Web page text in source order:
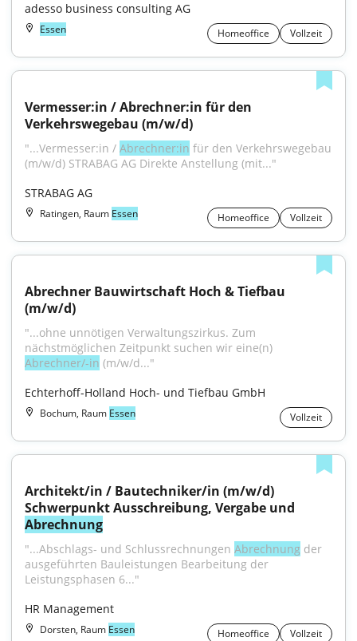
adesso business consulting AG
Essen Homeoffice Vollzeit
Vermesser:in / Abrechner:in für den
Verkehrswegebau (m/w/d)
"...Vermesser:in / Abrechner:in für den Verkehrswegebau
(m/w/d) STRABAG AG Direkte Anstellung (mit..."
STRABAG AG
Ratingen, Raum Essen Homeoffice Vollzeit
Abrechner Bauwirtschaft Hoch & Tiefbau
(m/w/d)
"...ohne unnötigen Verwaltungszirkus. Zum
Abrechner/-in (m/w/d..."
Echterhoff-Holland Hoch- und Tiefbau GmbH
Bochum, Raum Essen Vollzeit
Architekt/in / Bautechniker/in (m/w/d)
Abrechnung
"...Abschlags- und Schlussrechnungen Abrechnung der
ausgeführten Bauleistungen Bearbeitung der
Leistungsphasen 6..."
HR Management
Dorsten, Raum Essen Homeoffice Vollzeit